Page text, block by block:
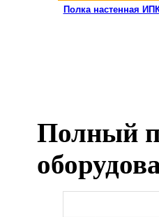
Полка настенная
Полный